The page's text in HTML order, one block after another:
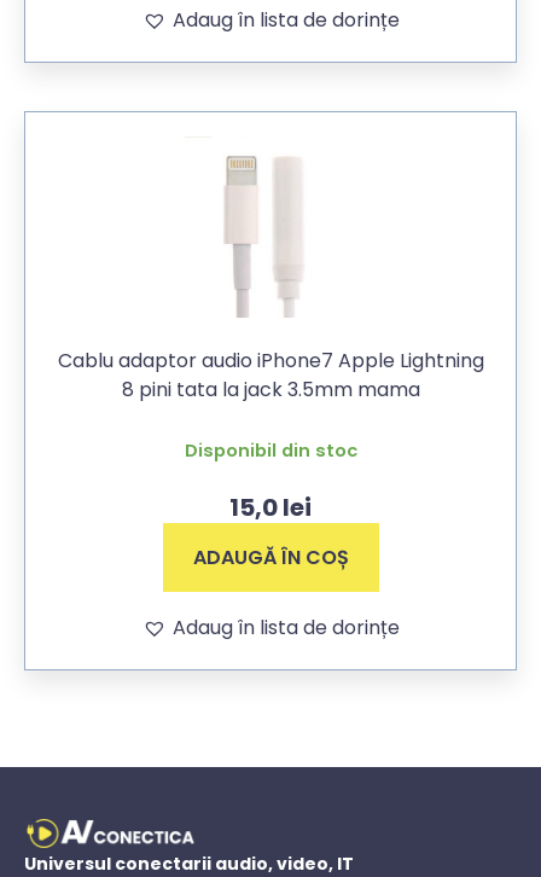
Adaug în lista de dorințe
Cablu adaptor audio iPhone7 Apple Lightning
8 pini tata la jack 3.5mm mama
Disponibil din stoc
15,0lei
ADAUGĂ ÎN COȘ
Adaug în lista de dorințe
Universul conectarii audio, video, IT